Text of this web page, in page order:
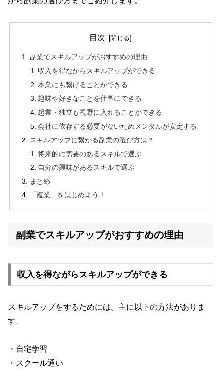
目次
副業でスキルアップがおすすめの理由
収入を得ながらスキルアップができる
本業にも繋げることができる
趣味や好きなことを仕事にできる
起業・独立も視野に入れることができる
会社に依存する必要がないためメンタルが安定する
スキルアップに繋がる副業の選び方は？
将来的に需要のあるスキルで選ぶ
自分の興味があるスキルで選ぶ
まとめ
「複業」をはじめよう！
副業でスキルアップがおすすめの理由
収入を得ながらスキルアップができる
スキルアップをするためには、主に以下の方法がありま
す。
・自宅学習
・スクール通い